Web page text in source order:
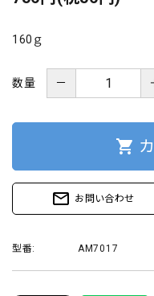
お問い合わせ
160ｇ
数量 －
shopping_cart
mail_outline お問い合わせ
型番: AM7017